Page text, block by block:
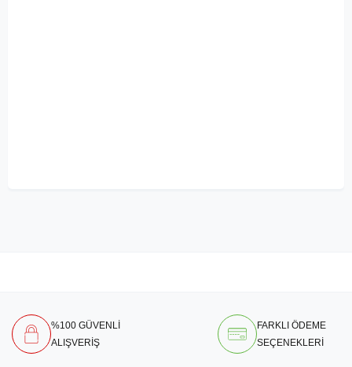
%100 GÜVENLİ
ALIŞVERİŞ
FARKLI ÖDEME
SEÇENEKLERİ